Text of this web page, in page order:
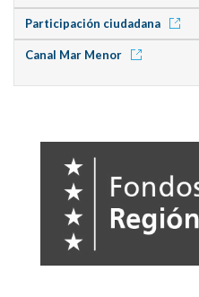
Participación ciudadana
Canal Mar Menor